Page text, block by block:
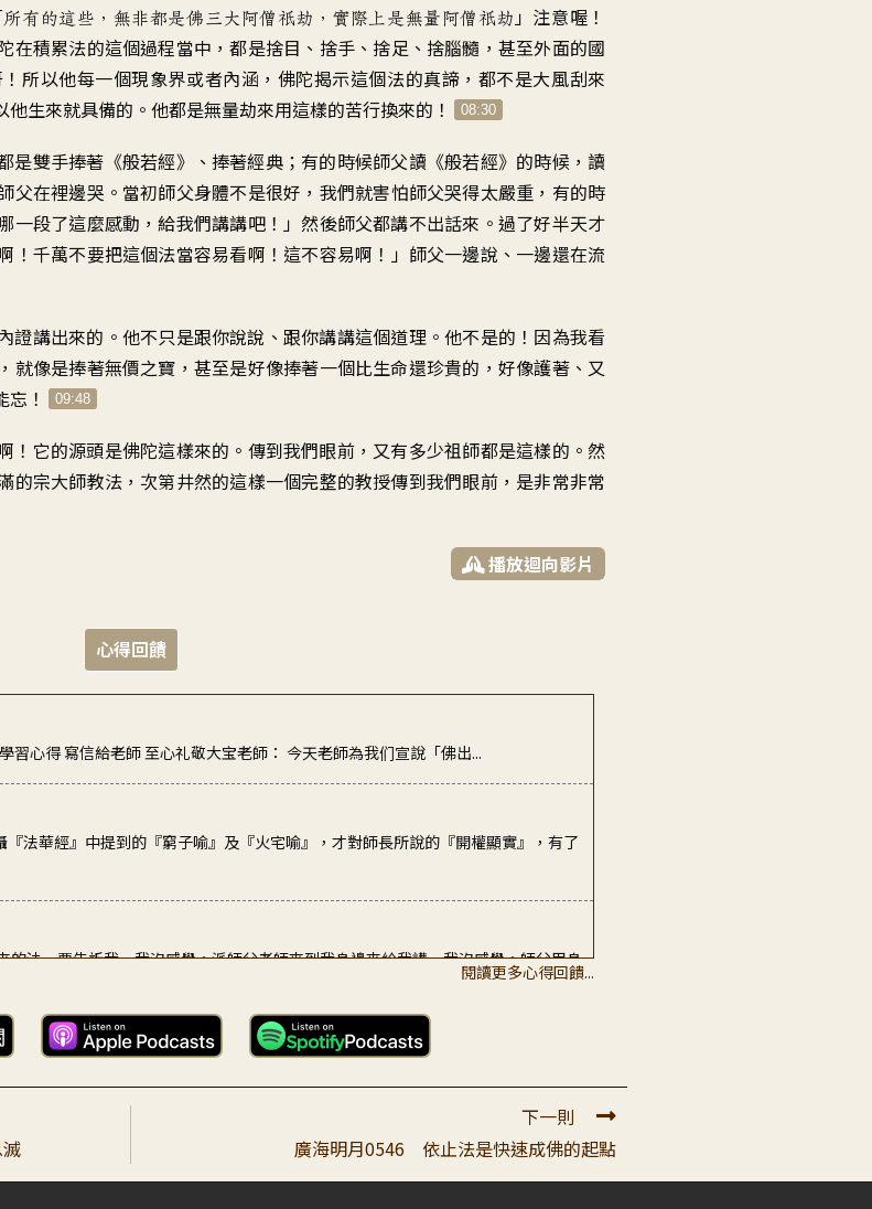
所有的這些 ， 無非都是佛三大阿僧祇劫 ， 實際上是無量阿僧祇劫 」 注意喔 ！
在積累法的這個過程當中 ，都是捨目、捨手、捨足、捨腦髓 ， 甚至外面的國
！ 所以他每一個現象界或者內涵 ， 佛陀揭示這個法的真諦 ， 都不是大風刮來
他生來就具備的 。 他都是無量劫來用這樣的苦行換來的 ！ 08:30
是雙手捧著 《般若經》、捧著經典； 有的時候師父讀《般若經》的時候 ，讀
父在裡邊哭 。 當初師父身體不是很好 ， 我們就害怕師父哭得太嚴重 ， 有的時
一段了這麼感動 ，給我們講講吧！」然後師父都講不出話來 。 過了好半天才
！ 千萬不要把這個法當容易看啊 ！ 這不容易啊 ！」 師父一邊說、一邊還在流
證講出來的 。 他不只是跟你說說 、 跟你講講這個道理 。他不是的 ！ 因為我看
， 就像是捧著無價之寶 ， 甚至是好像捧著一個比生命還珍貴的 ， 好像護著、又
忘 ！ 09:48
！ 它的源頭是佛陀這樣來的 。 傳到我們眼前， 又有多少祖師都是這樣的 。然
的宗大師教法 ， 次第井然的這樣一個完整的教授傳到我們眼前， 是非常非常
播放迴向影片
心得回饋
習心得 寫信給老師 至心礼敬大宝老師： 今天老師為我们宣說「佛出...
法華經』中提到的『窮子喻』及『火宅喻』，才對師長所說的『開權顯實』，有了
的法，要告訴我，我沒感覺。派師父老師來到我身邊來給我講，我沒感覺。師父用身
閱讀更多心得回饋...
下一則
廣海明月0546 依止法是快速成佛的起點